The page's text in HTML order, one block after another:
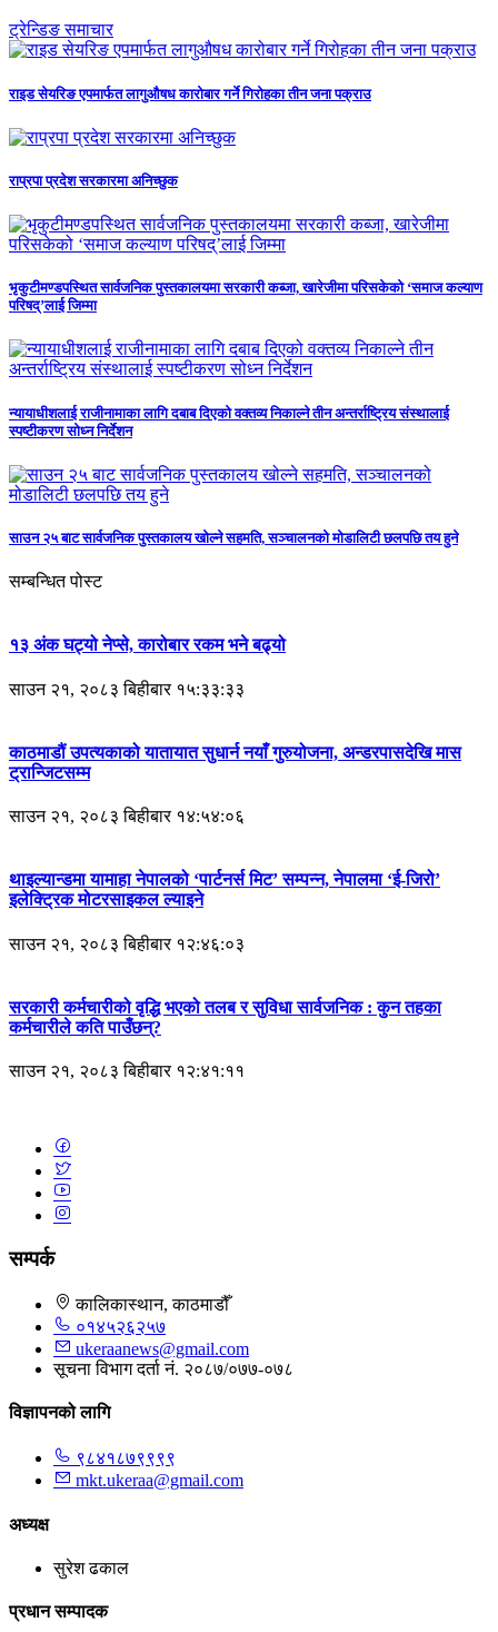
ट्रेन्डिङ समाचार
राइड सेयरिङ एपमार्फत लागुऔषध कारोबार गर्ने गिरोहका तीन जना पक्राउ
राप्रपा प्रदेश सरकारमा अनिच्छुक
भृकुटीमण्डपस्थित सार्वजनिक पुस्तकालयमा सरकारी कब्जा, खारेजीमा परिसकेको ‘समाज कल्याण
परिषद्’लाई जिम्मा
न्यायाधीशलाई राजीनामाका लागि दबाब दिएको वक्तव्य निकाल्ने तीन अन्तर्राष्ट्रिय संस्थालाई
स्पष्टीकरण सोध्न निर्देशन
साउन २५ बाट सार्वजनिक पुस्तकालय खोल्ने सहमति, सञ्चालनको मोडालिटी छलपछि तय हुने
सम्बन्धित पोस्ट
१३ अंक घट्यो नेप्से, कारोबार रकम भने बढ्यो
साउन २१, २०८३ बिहीबार १५:३३:३३
काठमाडौं उपत्यकाको यातायात सुधार्न नयाँ गुरुयोजना, अन्डरपासदेखि मास
ट्रान्जिटसम्म
साउन २१, २०८३ बिहीबार १४:५४:०६
थाइल्यान्डमा यामाहा नेपालको ‘पार्टनर्स मिट’ सम्पन्न, नेपालमा ‘ई-जिरो’
इलेक्ट्रिक मोटरसाइकल ल्याइने
साउन २१, २०८३ बिहीबार १२:४६:०३
सरकारी कर्मचारीको वृद्धि भएको तलब र सुविधा सार्वजनिक : कुन तहका
कर्मचारीले कति पाउँछन्?
साउन २१, २०८३ बिहीबार १२:४१:११
सम्पर्क
कालिकास्थान, काठमाडौँ
०१४५२६२५७
ukeraanews@gmail.com
सूचना विभाग दर्ता नं. २०८७/०७७-०७८
विज्ञापनको लागि
९८४१८७९९९९
mkt.ukeraa@gmail.com
अध्यक्ष
सुरेश ढकाल
प्रधान सम्पादक